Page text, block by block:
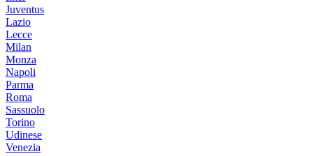
Juventus
Lazio
Lecce
Milan
Monza
Napoli
Parma
Roma
Sassuolo
Torino
Udinese
Venezia